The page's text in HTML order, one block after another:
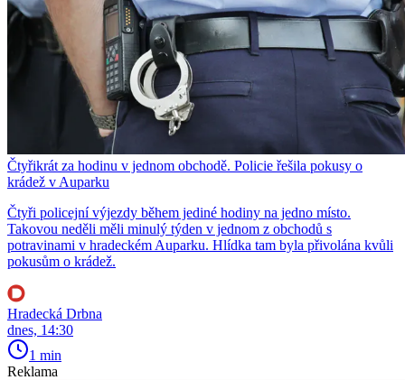
Čtyřikrát za hodinu v jednom obchodě. Policie řešila pokusy o
krádež v Auparku
Čtyři policejní výjezdy během jediné hodiny na jedno místo.
Takovou neděli měli minulý týden v jednom z obchodů s
potravinami v hradeckém Auparku. Hlídka tam byla přivolána kvůli
pokusům o krádež.
Hradecká Drbna
dnes, 14:30
1 min
Reklama